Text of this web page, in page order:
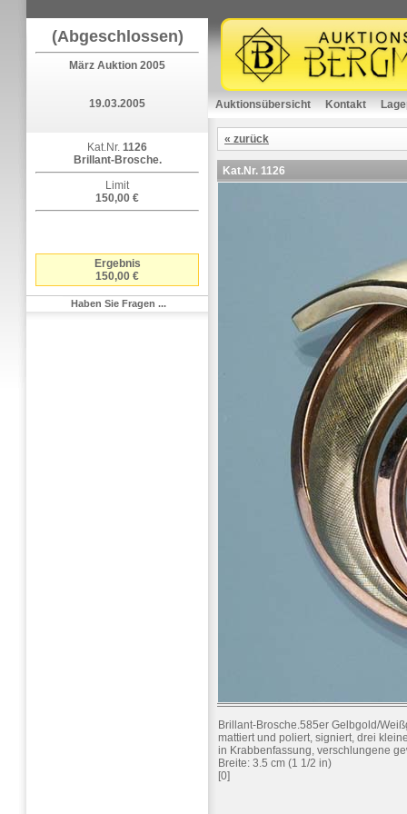
(Abgeschlossen)
März Auktion 2005
19.03.2005
Kat.Nr. 1126
Brillant-Brosche.
Limit
150,00 €
Ergebnis
150,00 €
Haben Sie Fragen ...
Auktionsübersicht Kontakt
« zurück
Kat.Nr. 1126
Brillant-Brosche.585er Gelbgold/
mattiert und poliert, signiert, drei
in Krabbenfassung, verschlungene
Breite: 3.5 cm (1 1/2 in)
[0]